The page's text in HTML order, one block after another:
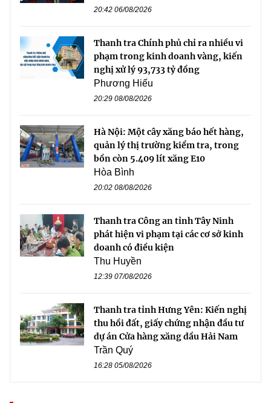
20:42 06/08/2026
Thanh tra Chính phủ chỉ ra nhiều vi
phạm trong kinh doanh vàng, kiến
nghị xử lý 93,733 tỷ đồng
Phương Hiếu
20:29 08/08/2026
Hà Nội: Một cây xăng báo hết hàng,
quản lý thị trường kiểm tra, trong
bồn còn 5.409 lít xăng E10
Hòa Bình
20:02 08/08/2026
Thanh tra Công an tỉnh Tây Ninh
phát hiện vi phạm tại các cơ sở kinh
doanh có điều kiện
Thu Huyền
12:39 07/08/2026
Thanh tra tỉnh Hưng Yên: Kiến nghị
thu hồi đất, giấy chứng nhận đầu tư
dự án Cửa hàng xăng dầu Hải Nam
Trần Quý
16:28 05/08/2026